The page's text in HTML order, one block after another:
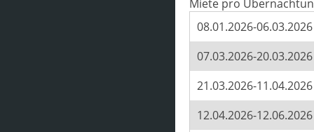
Miete pro
08.01.2026-06.03.2026
07.03.2026-20.03.2026
21.03.2026-11.04.2026
12.04.2026-12.06.2026